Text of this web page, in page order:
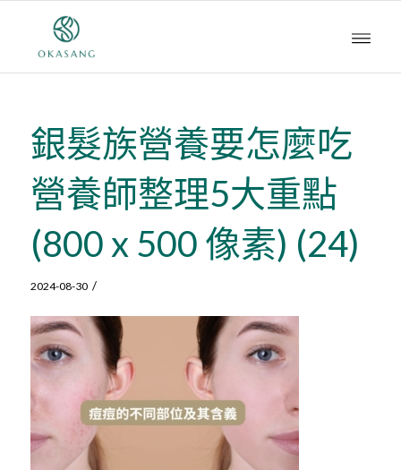
銀髮族營養要怎麼吃
營養師整理5大重點
(800 x 500 像素) (24)
2024-08-30 /